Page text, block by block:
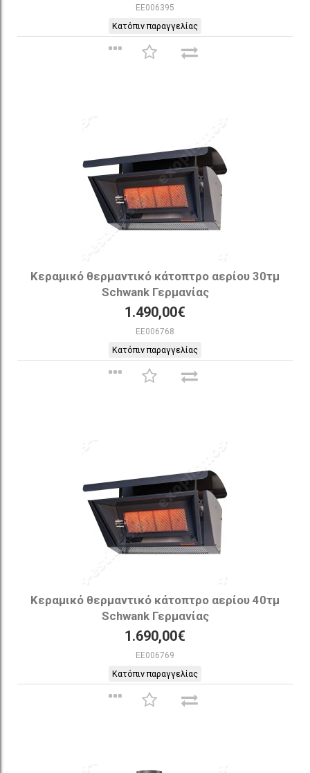
EE006395
Κατόπιν παραγγελίας
Κεραμικό θερμαντικό κάτοπτρο αερίου 30τμ
Schwank Γερμανίας
1.490,00€
EE006768
Κατόπιν παραγγελίας
Κεραμικό θερμαντικό κάτοπτρο αερίου 40τμ
Schwank Γερμανίας
1.690,00€
EE006769
Κατόπιν παραγγελίας